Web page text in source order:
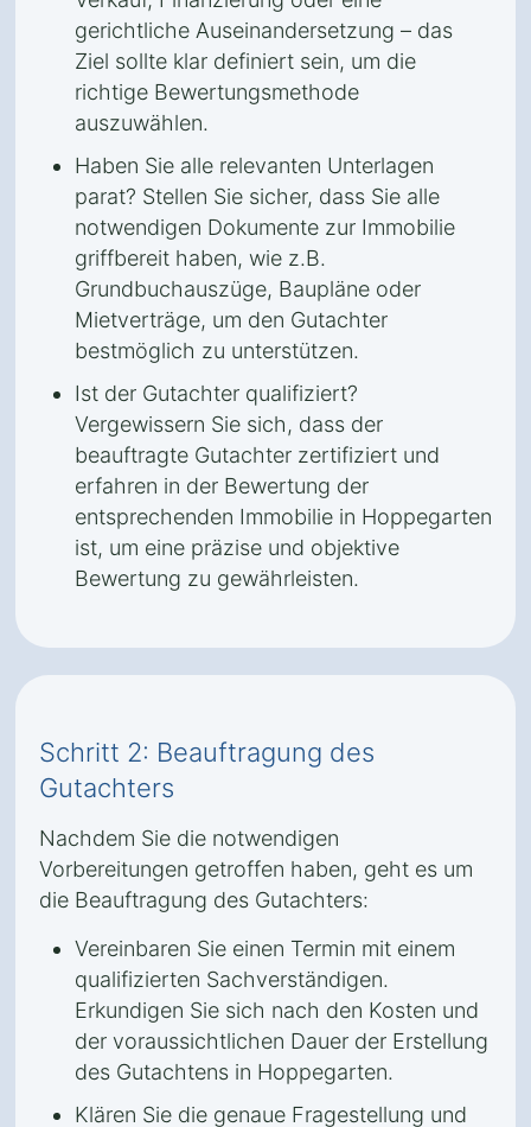
gerichtliche Auseinandersetzung – das
Ziel sollte klar definiert sein, um die
richtige Bewertungsmethode
auszuwählen.
Haben Sie alle relevanten Unterlagen
parat? Stellen Sie sicher, dass Sie alle
notwendigen Dokumente zur Immobilie
griffbereit haben, wie z.B.
Grundbuchauszüge, Baupläne oder
Mietverträge, um den Gutachter
bestmöglich zu unterstützen.
Ist der Gutachter qualifiziert?
Vergewissern Sie sich, dass der
beauftragte Gutachter zertifiziert und
erfahren in der Bewertung der
entsprechenden Immobilie in Hoppegarten
ist, um eine präzise und objektive
Bewertung zu gewährleisten.
Schritt 2: Beauftragung des
Gutachters
Nachdem Sie die notwendigen
Vorbereitungen getroffen haben, geht es um
die Beauftragung des Gutachters:
Vereinbaren Sie einen Termin mit einem
qualifizierten Sachverständigen.
Erkundigen Sie sich nach den Kosten und
der voraussichtlichen Dauer der Erstellung
des Gutachtens in Hoppegarten.
Klären Sie die genaue Fragestellung und